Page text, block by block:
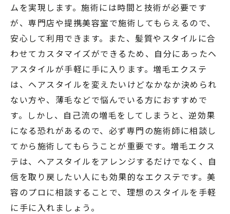
ムを実現します。施術には時間と技術が必要です
が、専門店や提携美容室で施術してもらえるので、
安心して利用できます。また、髪質やスタイルに合
わせてカスタマイズができるため、自分にあったヘ
アスタイルが手軽に手に入ります。増毛エクステ
は、ヘアスタイルを変えたいけどなかなか決められ
ない方や、薄毛などで悩んでいる方におすすめで
す。しかし、自己流の増毛をしてしまうと、逆効果
になる恐れがあるので、必ず専門の施術師に相談し
てから施術してもらうことが重要です。増毛エクス
テは、ヘアスタイルをアレンジするだけでなく、自
信を取り戻したい人にも効果的なエクステです。美
容のプロに相談することで、理想のスタイルを手軽
に手に入れましょう。